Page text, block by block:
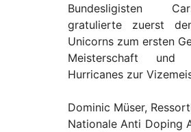
Bundesligisten
gratulierte zuerst
Unicorns zum ersten
Meisterschaft
Hurricanes zur
Dominic Müser,
Nationale Anti Doping